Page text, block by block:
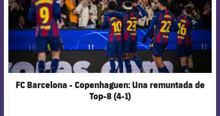
FC Barcelona - Copenhaguen: Una remuntada de
Top-8 (4-1)